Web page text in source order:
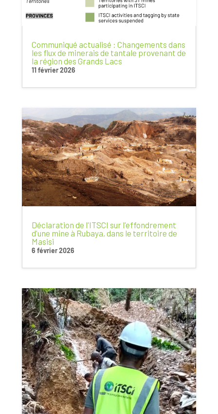
Communiqué actualisé : Changements dans
les flux de minerais de tantale provenant de
la région des Grands Lacs
11 février 2026
Déclaration de l'ITSCI sur l'effondrement
d'une mine à Rubaya, dans le territoire de
Masisi
6 février 2026